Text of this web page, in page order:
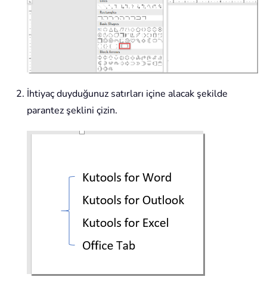
İhtiyaç duyduğunuz satırları içine alacak şekilde
parantez şeklini çizin.